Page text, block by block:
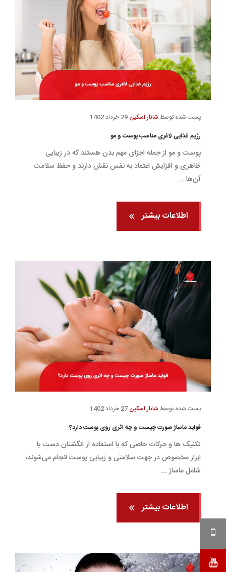
پست شده توسط شانار اسکین
رژیم غذایی لاغری مناسب پوست و مو
پوست و مو از جمله اجزای مهم بدن هستند که در زیبایی
ظاهری و افزایش اعتماد به نفس نقش دارند و حفظ سلامت
آن‌ها ...
اطلاعات بیشتر
پست شده توسط شانار اسکین
فواید ماساژ صورت چیست و چه اثری روی پوست دارد؟
تکنیک ها و حرکات خاصی که با استفاده از انگشتان دست یا
ابزار مخصوص در جهت سلامتی و زیبایی پوست انجام می‌شوند،
شامل ماساژ ...
اطلاعات بیشتر